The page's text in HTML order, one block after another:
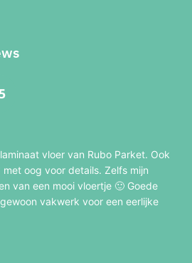
vloer van Rubo Parket. Ook
oog voor details. Zelfs mijn
van een mooi vloertje 🙂 Goede
vakwerk voor een eerlijke